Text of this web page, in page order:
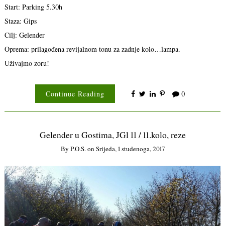
Start: Parking 5.30h
Staza: Gips
Cilj: Gelender
Oprema: prilagođena revijalnom tonu za zadnje kolo…lampa.
Uživajmo zoru!
Continue Reading 0
Gelender u Gostima, JGl 11 / 11.kolo, reze
By P.o.s.on Srijeda, 1 studenoga, 2017